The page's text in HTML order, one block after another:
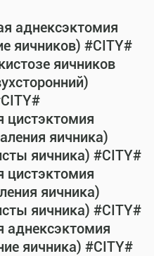
аднексэктомия
яичников) #CITY#
яичников
цистэктомия
яичника)
яичника) #CITY#
цистэктомия
яичника)
яичника) #CITY#
аднексэктомия
яичника) #CITY#